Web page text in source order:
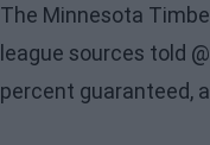
The Minnesota
league sources told
percent guaranteed,